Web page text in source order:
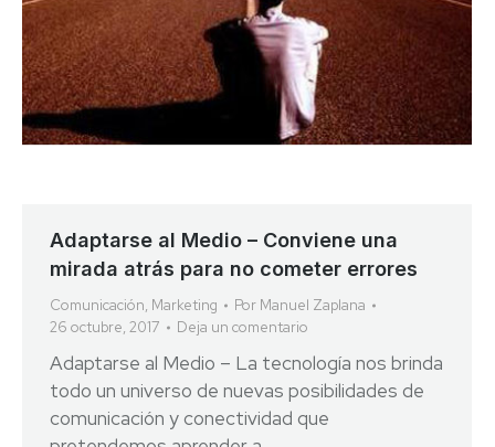
Adaptarse al Medio – Conviene una
mirada atrás para no cometer errores
Comunicación, Marketing Por Manuel Zaplana
26 octubre, 2017
Deja un comentario
Adaptarse al Medio – La tecnología nos brinda
todo un universo de nuevas posibilidades de
comunicación y conectividad que